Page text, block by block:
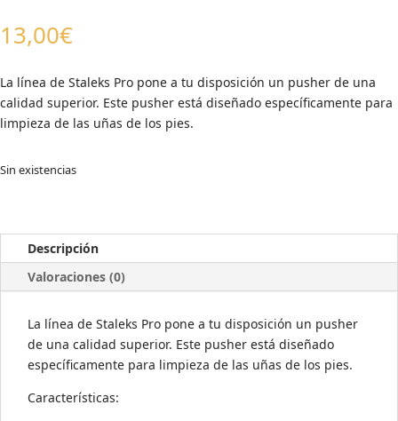
13,00€
La línea de Staleks Pro pone a tu disposición un pusher de una
calidad superior. Este pusher está diseñado específicamente para
limpieza de las uñas de los pies.
Sin existencias
Descripción
Valoraciones (0)
La línea de Staleks Pro pone a tu disposición un pusher
de una calidad superior. Este pusher está diseñado
específicamente para limpieza de las uñas de los pies.
Características: